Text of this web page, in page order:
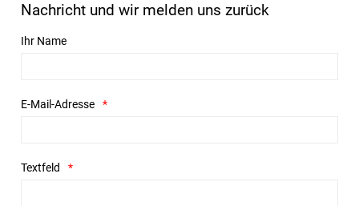
Nachricht und wir melden uns zurück
Ihr Name
E-Mail-Adresse
Textfeld